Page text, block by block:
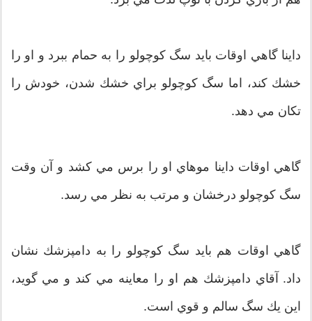
داينا گاهي اوقات بايد سگ كوچولو را به حمام ببرد و او را
خشك كند، اما سگ كوچولو براي خشك شدن، خودش را
تكان مي دهد.
گاهي اوقات داينا موهاي او را برس مي كشد و آن وقت
سگ كوچولو درخشان و مرتب به نظر مي رسد.
گاهي اوقات هم بايد سگ كوچولو را به دامپزشك نشان
داد. آقاي دامپزشك هم او را معاينه مي كند و مي گويد،
اين يك سگ سالم و قوي است.